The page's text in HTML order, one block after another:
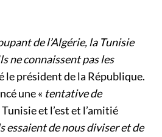
de l’Algérie, la Tunisie
ne connaissent pas les
le président de la République.
une « tentative de
et l’est et l’amitié
essaient de nous diviser et de